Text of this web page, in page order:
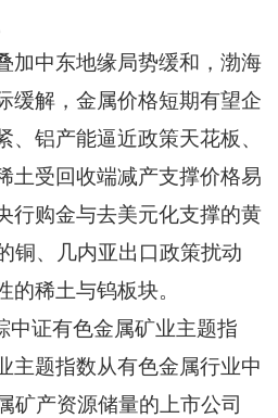
加中东地缘局势缓和，渤海
缓解，金属价格短期有望企
、铝产能逼近政策天花板、
土受回收端减产支撑价格易
行购金与去美元化支撑的黄
铜、几内亚出口政策扰动
的稀土与钨板块。
中证有色金属矿业主题指
主题指数从有色金属行业中
矿产资源储量的上市公司